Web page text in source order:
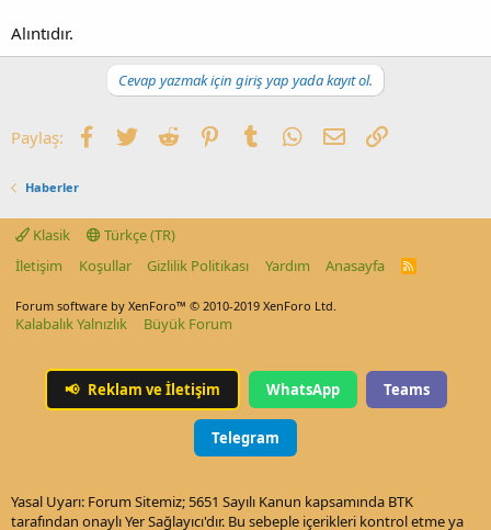
Alıntıdır.
Cevap yazmak için giriş yap yada kayıt ol.
Paylaş: Facebook
TwitterReddit PinterestTumblrWhatsApp
E-postaLink
Haberler
Klasik
Türkçe (TR)
İletişim
Koşullar Gizlilik Politikası Yardım Anasayfa
R
Forum software by XenForo™ © 2010-2019 XenForo Ltd.
Kalabalık Yalnızlık Büyük Forum
📢 Reklam ve İletişim WhatsApp Teams
Telegram
Yasal Uyarı: Forum Sitemiz; 5651 Sayılı Kanun kapsamında BTK
tarafından onaylı Yer Sağlayıcı'dır. Bu sebeple içerikleri kontrol etme ya